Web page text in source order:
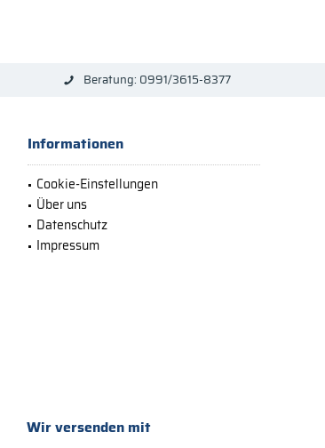
Beratung: 0991/3615-8377
Informationen
Cookie-Einstellungen
Über uns
Datenschutz
Impressum
Wir versenden mit